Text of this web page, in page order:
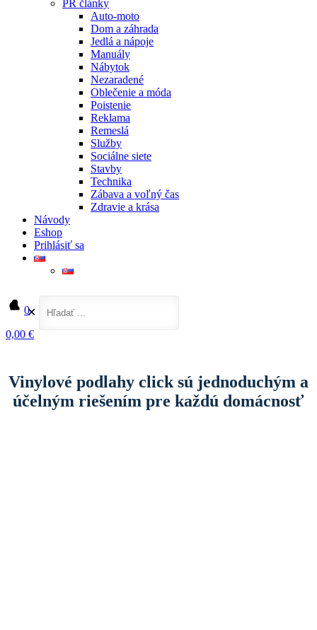
PR články
Auto-moto
Dom a záhrada
Jedlá a nápoje
Manuály
Nábytok
Nezaradené
Oblečenie a móda
Poistenie
Reklama
Remeslá
Služby
Sociálne siete
Stavby
Technika
Zábava a voľný čas
Zdravie a krása
Návody
Eshop
Prihlásiť sa
0
0,00 €
✕
Vinylové podlahy click sú jednoduchým a
účelným riešením pre každú domácnosť